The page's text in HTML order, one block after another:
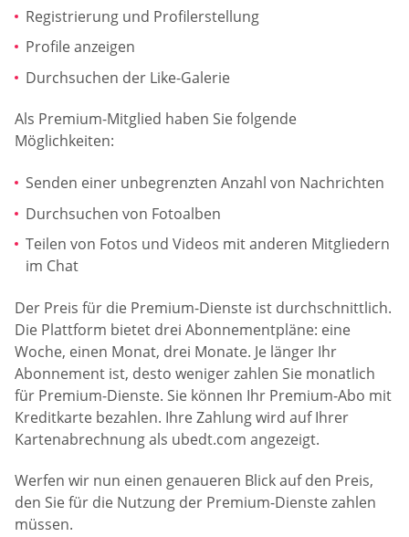
Registrierung und Profilerstellung
Profile anzeigen
Durchsuchen der Like-Galerie
Als Premium-Mitglied haben Sie folgende
Möglichkeiten:
Senden einer unbegrenzten Anzahl von Nachrichten
Durchsuchen von Fotoalben
Teilen von Fotos und Videos mit anderen Mitgliedern
im Chat
Der Preis für die Premium-Dienste ist durchschnittlich.
Die Plattform bietet drei Abonnementpläne: eine
Woche, einen Monat, drei Monate. Je länger Ihr
Abonnement ist, desto weniger zahlen Sie monatlich
für Premium-Dienste. Sie können Ihr Premium-Abo mit
Kreditkarte bezahlen. Ihre Zahlung wird auf Ihrer
Kartenabrechnung als ubedt.com angezeigt.
Werfen wir nun einen genaueren Blick auf den Preis,
den Sie für die Nutzung der Premium-Dienste zahlen
müssen.